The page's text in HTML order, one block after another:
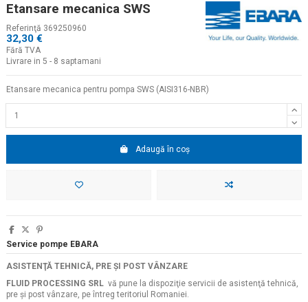
Etansare mecanica SWS
Referinţă 369250960
32,30 €
Fără TVA
Livrare in 5 - 8 saptamani
Etansare mecanica pentru pompa SWS (AISI316-NBR)
Adaugă în coș
Service pompe EBARA
ASISTENŢĂ TEHNICĂ, PRE ŞI POST VÂNZARE
FLUID PROCESSING SRL vă pune la dispoziţie servicii de asistenţă tehnică,
pre şi post vânzare, pe întreg teritoriul Romaniei.